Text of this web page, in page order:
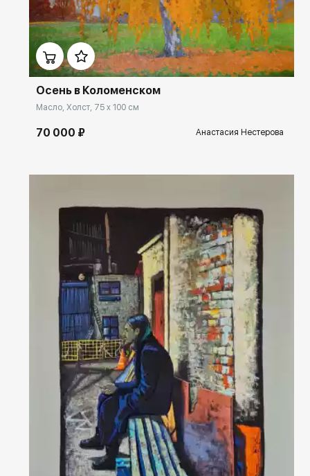
Домен: ekb.rakovgallery.ru
Осень в Коломенском
Масло, Холст, 75 x 100 см
70 000 ₽ Анастасия Нестерова